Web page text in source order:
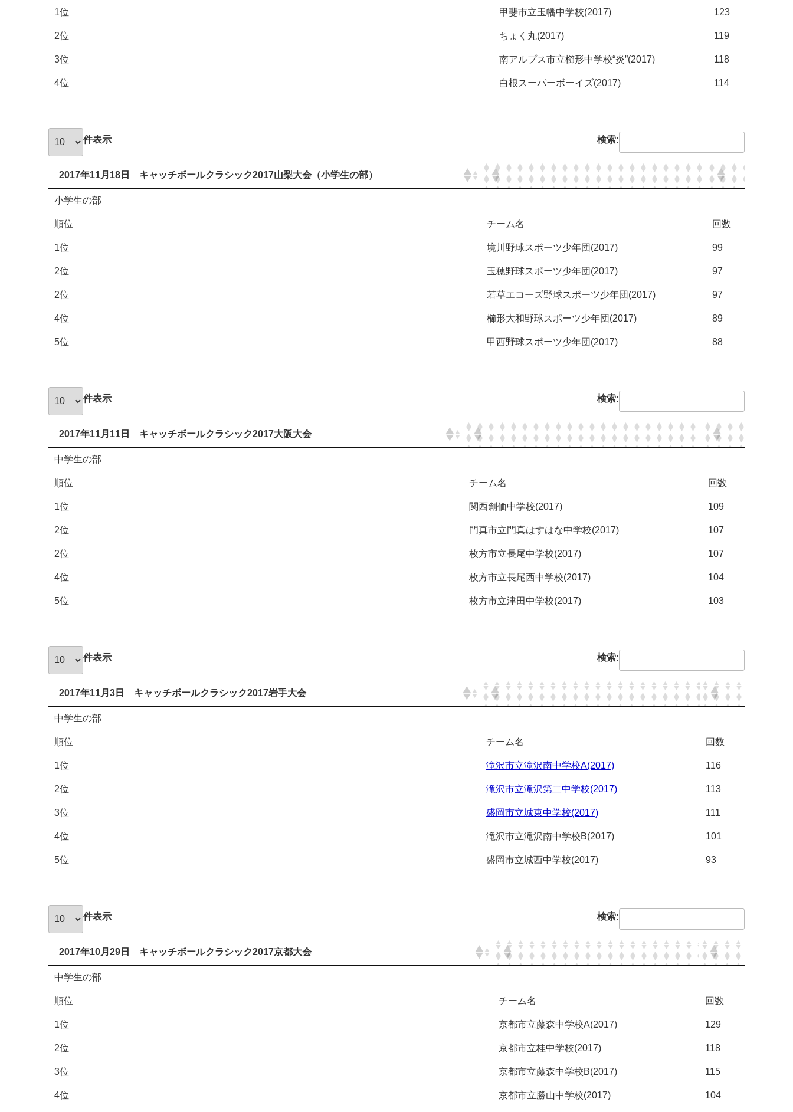
1位 甲斐市立玉幡中学校(2017) 123
2位 ちょく丸(2017) 119
3位 南アルプス市立櫛形中学校“炎”(2017) 118
4位 白根スーパーボーイズ(2017) 114
件表示 検索:
2017年11月18日 キャッチボールクラシック2017山梨大会（小学生の部）
小学生の部
順位 チーム名 回数
1位 境川野球スポーツ少年団(2017) 99
2位 玉穂野球スポーツ少年団(2017) 97
2位 若草エコーズ野球スポーツ少年団(2017) 97
4位 櫛形大和野球スポーツ少年団(2017) 89
5位 甲西野球スポーツ少年団(2017) 88
件表示 検索:
2017年11月11日 キャッチボールクラシック2017大阪大会
中学生の部
順位 チーム名 回数
1位 関西創価中学校(2017) 109
2位 門真市立門真はすはな中学校(2017) 107
2位 枚方市立長尾中学校(2017) 107
4位 枚方市立長尾西中学校(2017) 104
5位 枚方市立津田中学校(2017) 103
件表示 検索:
2017年11月3日 キャッチボールクラシック2017岩手大会
中学生の部
順位 チーム名 回数
1位 滝沢市立滝沢南中学校A(2017) 116
2位 滝沢市立滝沢第二中学校(2017) 113
3位 盛岡市立城東中学校(2017) 111
4位 滝沢市立滝沢南中学校B(2017) 101
5位 盛岡市立城西中学校(2017) 93
件表示 検索:
2017年10月29日 キャッチボールクラシック2017京都大会
中学生の部
順位 チーム名 回数
1位 京都市立藤森中学校A(2017) 129
2位 京都市立桂中学校(2017) 118
3位 京都市立藤森中学校B(2017) 115
4位 京都市立勝山中学校(2017) 104